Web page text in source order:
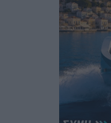
Δυνάμεις
Τοπικές Ειδήσεις•
34.000
πριν